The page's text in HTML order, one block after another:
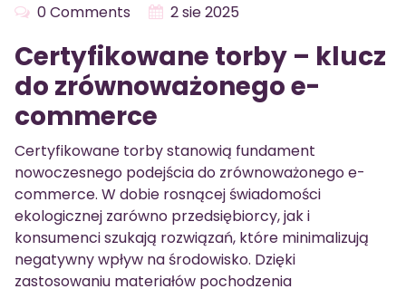
0 Comments 2 sie 2025
Certyfikowane torby – klucz
do zrównoważonego e-
commerce
Certyfikowane torby stanowią fundament
nowoczesnego podejścia do zrównoważonego e-
commerce. W dobie rosnącej świadomości
ekologicznej zarówno przedsiębiorcy, jak i
konsumenci szukają rozwiązań, które minimalizują
negatywny wpływ na środowisko. Dzięki
zastosowaniu materiałów pochodzenia